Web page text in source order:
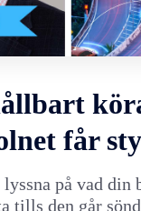
får
på vad din
tills den går